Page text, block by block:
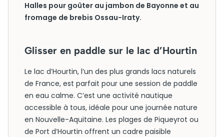
Halles pour goûter au jambon de Bayonne et au
fromage de brebis Ossau-Iraty.
Glisser en paddle sur le lac d’Hourtin
Le lac d’Hourtin, l’un des plus grands lacs naturels
de France, est parfait pour une session de paddle
en eau calme. C’est une activité nautique
accessible à tous, idéale pour une journée nature
en Nouvelle-Aquitaine. Les plages de Piqueyrot ou
de Port d’Hourtin offrent un cadre paisible